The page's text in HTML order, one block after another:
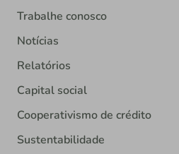
Trabalhe conosco
Notícias
Relatórios
Capital social
Cooperativismo de crédito
Sustentabilidade